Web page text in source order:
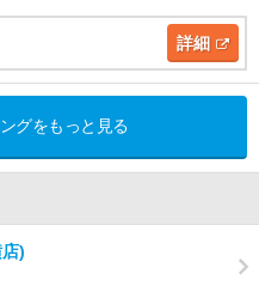
詳細
グをもっと見る
)